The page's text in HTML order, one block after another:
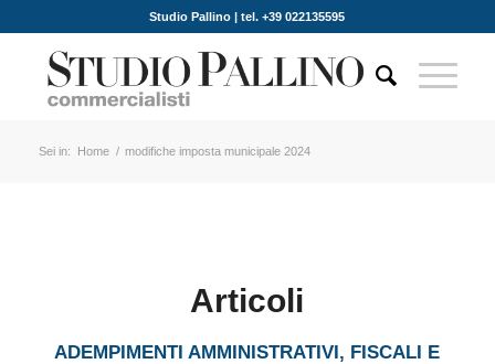
Studio Pallino | tel. +39 022135595
Sei in: Home / modifiche imposta municipale 2024
Articoli
ADEMPIMENTI AMMINISTRATIVI, FISCALI E